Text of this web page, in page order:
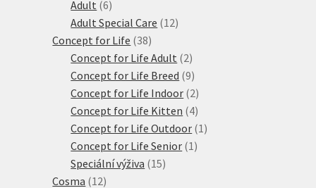
Adult 66
produktů
Adult Special Care 1212
Concept for Life 3838
produktů
Concept for Life Adult 22
produkty
Concept for Life Breed 99
produktů
Concept for Life Indoor 22
produkty
Concept for Life Kitten 44
produkty
Concept for Life Outdoor 1 1
Concept for Life Senior 1 1
Speciální výživa 1515
Cosma 1212